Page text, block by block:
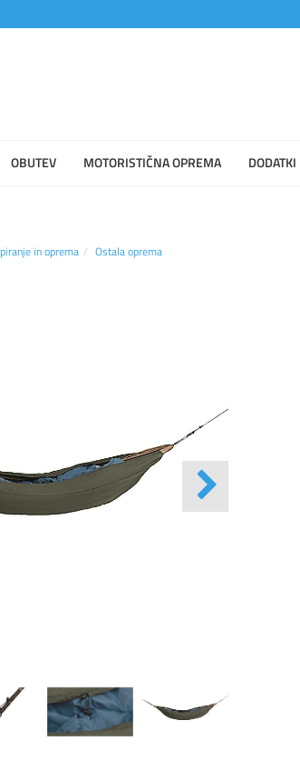
OBUTEV MOTORISTIČNA OPREMA DODATKI
in oprema Ostala oprema